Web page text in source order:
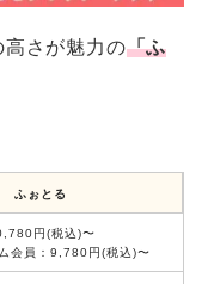
さが魅力の「ふ
ふぉとる
円(税込)〜
会員：9,780円(税込)〜